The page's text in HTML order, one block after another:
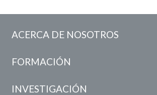
ACERCA DE NOSOTROS
FORMACIÓN
INVESTIGACIÓN